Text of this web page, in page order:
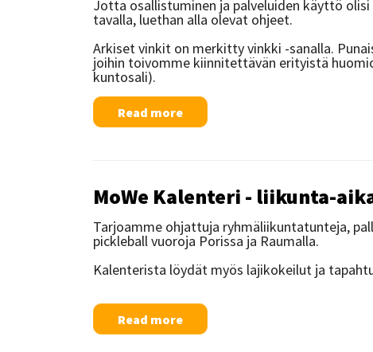
Jotta osallistuminen ja palveluiden käyttö olisi
tavalla, luethan alla olevat ohjeet.
Arkiset vinkit on merkitty vinkki -sanalla.
joihin toivomme kiinnitettävän erityistä
kuntosali).
Read more
MoWe Kalenteri - liikunta-
Tarjoamme ohjattuja ryhmäliikuntatunteja,
pickleball vuoroja Porissa ja Raumalla.
Kalenterista löydät myös lajikokeilut ja
Read more